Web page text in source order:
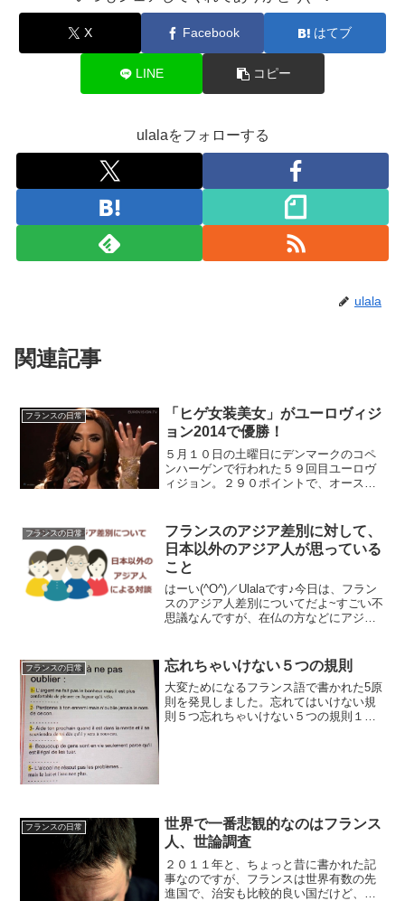
X Facebook はてブ
LINE コピー
ulalaをフォローする
ulala
関連記事
フランスの日常
「ヒゲ女装美女」がユーロヴィジ
ョン2014で優勝！
５月１０日の土曜日にデンマークのコペ
ンハーゲンで行われた５９回目ユーロヴ
ィジョン。２９０ポイントで、オースト
ム・ニューワース）２５歳が...
フランスの日常
フランスのアジア差別に対して、
日本以外のアジア人が思っている
こと
はーい(^O^)／Ulalaです♪今日は、フラン
スのアジア人差別についてだよ~すごい不
思議なんですが、在仏の方などにアジア
に、ボンジュールって言わなくて失礼だ
っただけじゃ...
フランスの日常 忘れちゃいけない５つの規則
大変ためになるフランス語で書かれた5原
則を発見しました。忘れてはいけない規
則５つ忘れちゃいけない５つの規則１・
フランスの日常
世界で一番悲観的なのはフランス
人、世論調査
２０１１年と、ちょっと昔に書かれた記
事なのですが、フランスは世界有数の先
進国で、治安も比較的良い国だけど、フ